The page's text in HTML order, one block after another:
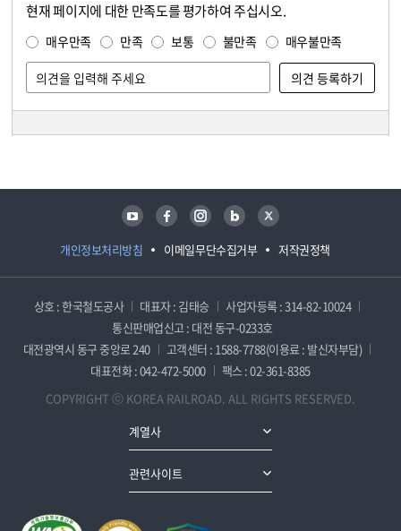
현재 페이지에 대한 만족도를 평가하여 주십시오.
매우만족 만족 보통 불만족 매우불만족
개인정보처리방침 이메일무단수집거부 저작권정책
유튜브 페이스북 인스타그램 블로그 트위터
상호 : 한국철도공사 대표자 : 김태승
사업자등록 : 314-82-10024
통신판매업신고 : 대전 동구-0233호
대전광역시 동구 중앙로 240
고객센터 : 1588-7788(이용료 : 발신자부담)
대표전화 : 042-472-5000
팩스 : 02-361-8385
COPYRIGHT ⓒ KOREA RAILROAD. ALL RIGHTS RESERVED.
계열사
관련사이트